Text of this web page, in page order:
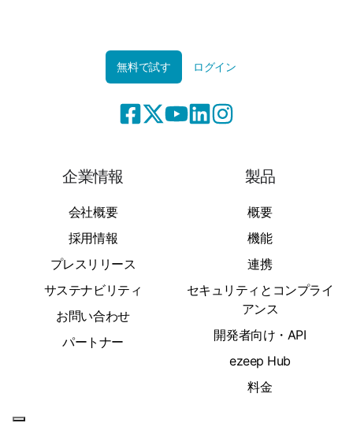
無料で試す ログイン
企業情報
会社概要
採用情報
プレスリリース
サステナビリティ
お問い合わせ
パートナー
製品
概要
機能
連携
セキュリティとコンプライ
アンス
開発者向け・API
ezeep Hub
料金